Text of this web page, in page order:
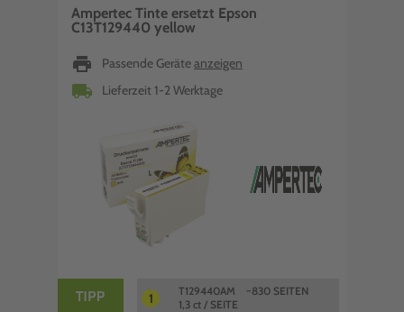
Ampertec Tinte ersetzt Epson
C13T129440 yellow
print Passende Geräteanzeigen
local_shipping Lieferzeit 1-2 Werktage
1
T129440AM ~830 SEITEN
1,3 ct / SEITE